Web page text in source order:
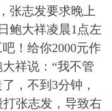
张志发要求晚上
鲍大祥凌晨1点左
！给你2000元作
祥说：“我不管
，不到3分钟，
张志发，导致右